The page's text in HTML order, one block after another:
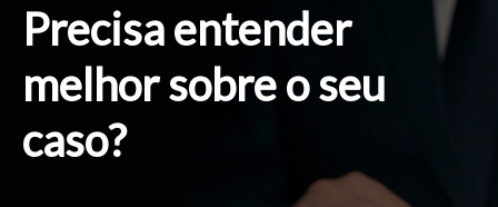
Precisa entender
melhor sobre o seu
caso?